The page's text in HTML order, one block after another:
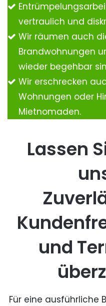
vertraulich und
Wir räumen auch
Brandwohnungen
wieder begehbar
Wir erschrecken
Wohnungen oder
Mietnomaden.
Lassen
und
Für eine ausführliche